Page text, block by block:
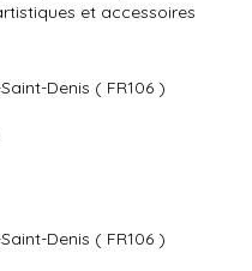
et accessoires
Denis ( FR106 )
Denis ( FR106 )